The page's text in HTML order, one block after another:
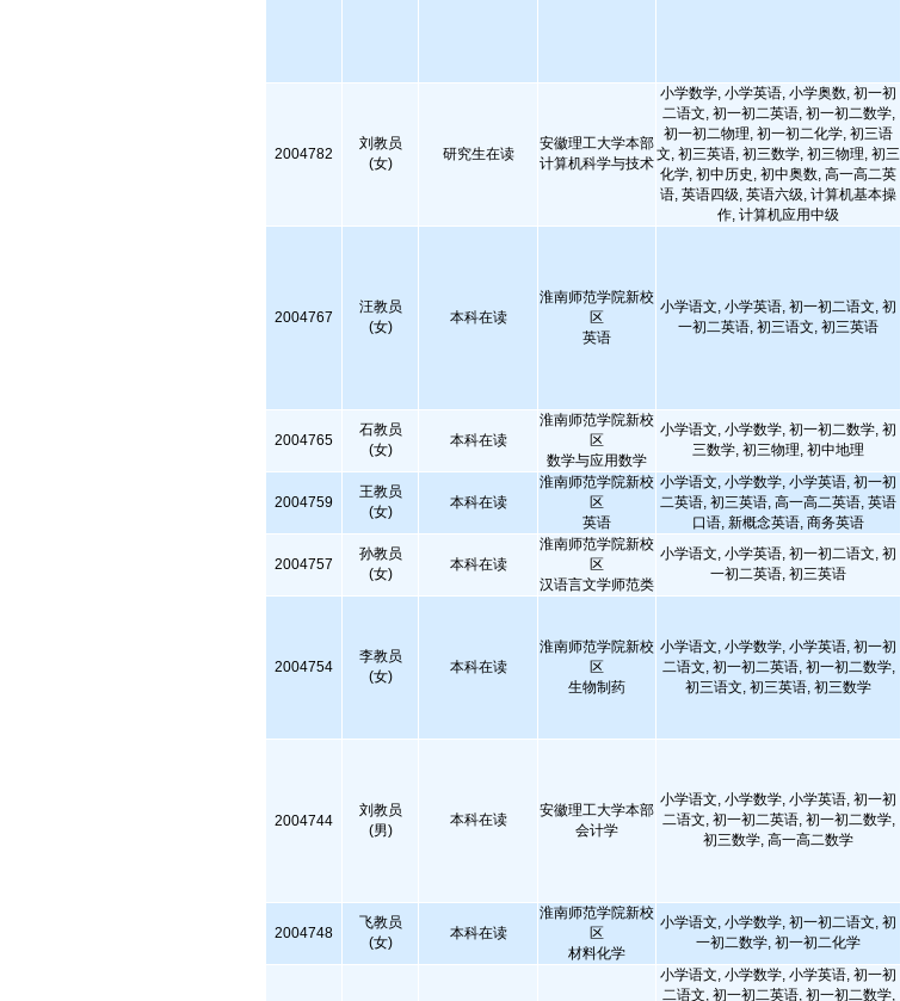
2004782
刘教员
(女)
研究生在读
安徽理工大学本部
计算机科学与技术
小学数学, 小学英语, 小学奥数, 初一初
二语文, 初一初二英语, 初一初二数学,
初一初二物理, 初一初二化学, 初三语
文, 初三英语, 初三数学, 初三物理, 初三
化学, 初中历史, 初中奥数, 高一高二英
语, 英语四级, 英语六级, 计算机基本操
作, 计算机应用中级
2004767
汪教员
(女)
本科在读
淮南师范学院新校
区
英语
小学语文, 小学英语, 初一初二语文, 初
一初二英语, 初三语文, 初三英语
2004765
石教员
(女)
本科在读
淮南师范学院新校
区
数学与应用数学
小学语文, 小学数学, 初一初二数学, 初
三数学, 初三物理, 初中地理
2004759
王教员
(女)
本科在读
淮南师范学院新校
区
英语
小学语文, 小学数学, 小学英语, 初一初
二英语, 初三英语, 高一高二英语, 英语
口语, 新概念英语, 商务英语
2004757
孙教员
(女)
本科在读
淮南师范学院新校
区
汉语言文学师范类
小学语文, 小学英语, 初一初二语文, 初
一初二英语, 初三英语
2004754
李教员
(女)
本科在读
淮南师范学院新校
区
生物制药
小学语文, 小学数学, 小学英语, 初一初
二语文, 初一初二英语, 初一初二数学,
初三语文, 初三英语, 初三数学
2004744
刘教员
(男)
本科在读
安徽理工大学本部
会计学
小学语文, 小学数学, 小学英语, 初一初
二语文, 初一初二英语, 初一初二数学,
初三数学, 高一高二数学
2004748
飞教员
(女)
本科在读
淮南师范学院新校
区
材料化学
小学语文, 小学数学, 初一初二语文, 初
一初二数学, 初一初二化学
小学语文, 小学数学, 小学英语, 初一初
二语文, 初一初二英语, 初一初二数学,